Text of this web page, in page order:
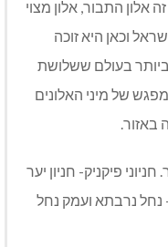
אלון התבור, אלון מצוי
וכאן היא זוכה
בעולם ששלושת
של מיני האלונים
באזור.
פיקניק- חניון יער
נחל נרבתא ועמק נחל